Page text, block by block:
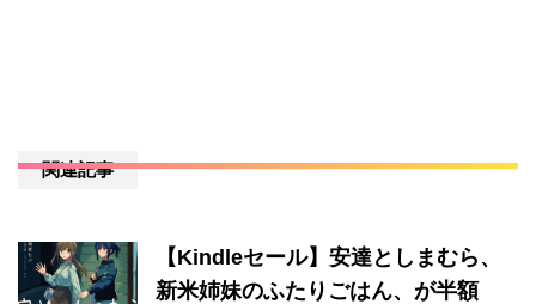
関連記事
【Kindleセール】安達としまむら、
新米姉妹のふたりごはん、が半額